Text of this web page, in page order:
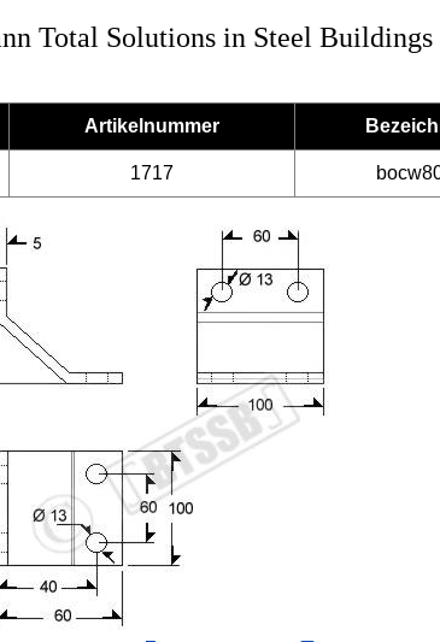
Total Solutions in Steel Buildings
Artikelnummer
1717